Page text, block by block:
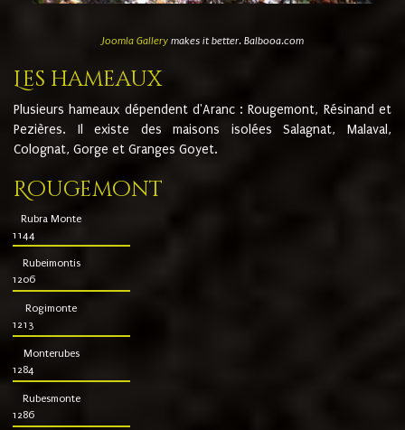
Joomla Gallerymakes it better. Balbooa.com
Les hameaux
Plusieurs hameaux dépendent d'Aranc : Rougemont, Résinand et
Pezières. Il existe des maisons isolées Salagnat, Malaval,
Colognat, Gorge et Granges Goyet.
Rougemont
Rubra Monte
1144
Rubeimontis
1206
Rogimonte
1213
Monterubes
1284
Rubesmonte
1286